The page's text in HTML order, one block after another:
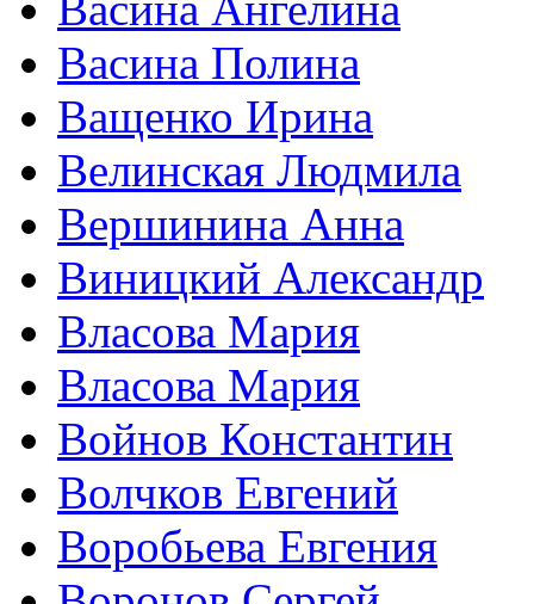
Васина Полина
Ващенко Ирина
Велинская Людмила
Вершинина Анна
Виницкий Александр
Власова Мария
Власова Мария
Войнов Константин
Волчков Евгений
Воробьева Евгения